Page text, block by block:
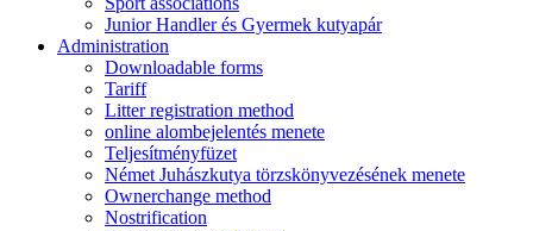
Junior Handler és Gyermek kutyapár
Administration
Downloadable forms
Tariff
Litter registration method
online alombejelentés menete
Teljesítményfüzet
Német Juhászkutya törzskönyvezésének menete
Ownerchange method
Nostrification